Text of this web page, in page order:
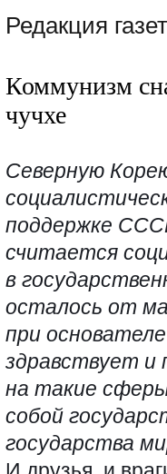
Редакция
Коммунизм
чучхе
Северную
поддержке
считается
в
осталось от
при
здравствует и
на такие
собой
государства